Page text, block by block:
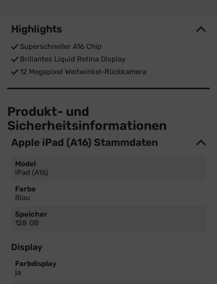
Highlights
Superschneller A16 Chip
Brillantes Liquid Retina Display
12 Megapixel Weitwinkel-Rückkamera
Produkt- und
Sicherheitsinformationen
Apple iPad (A16) Stammdaten
Model
iPad (A16)
Farbe
Blau
Speicher
128 GB
Display
Farbdisplay
ja